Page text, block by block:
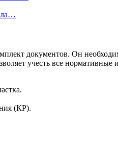
документов. Он
учесть все
(КР).